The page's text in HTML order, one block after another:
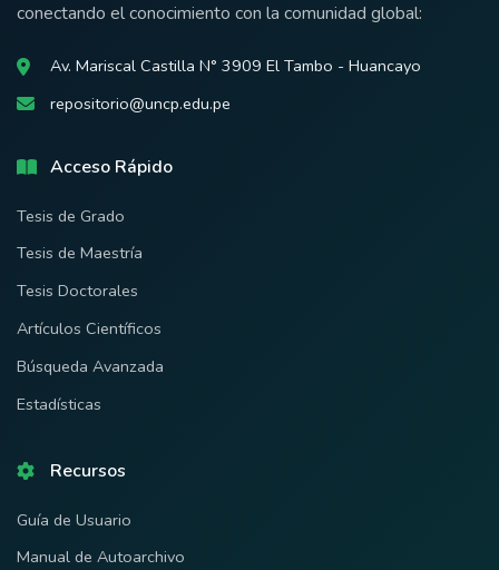
conectando el conocimiento con la comunidad global:
Av. Mariscal Castilla N° 3909 El Tambo - Huancayo
repositorio@uncp.edu.pe
Acceso Rápido
Tesis de Grado
Tesis de Maestría
Tesis Doctorales
Artículos Científicos
Búsqueda Avanzada
Estadísticas
Recursos
Guía de Usuario
Manual de Autoarchivo